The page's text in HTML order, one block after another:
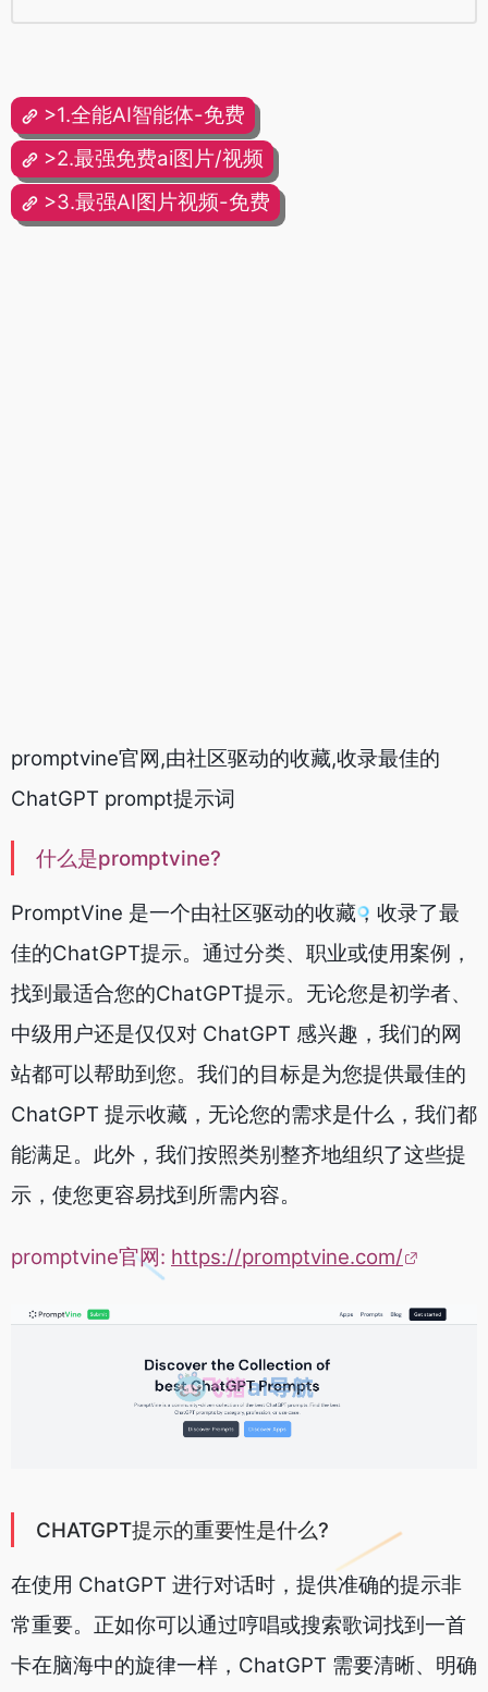
>1.全能AI智能体-免费
>2.最强免费ai图片/视频
>3.最强AI图片视频-免费
promptvine官网,由社区驱动的收藏,收录最佳的
ChatGPT prompt提示词
什么是promptvine?
PromptVine 是一个由社区驱动的收藏，收录了最
佳的ChatGPT提示。通过分类、职业或使用案例，
找到最适合您的ChatGPT提示。无论您是初学者、
中级用户还是仅仅对 ChatGPT 感兴趣，我们的网
站都可以帮助到您。我们的目标是为您提供最佳的
ChatGPT 提示收藏，无论您的需求是什么，我们都
能满足。此外，我们按照类别整齐地组织了这些提
示，使您更容易找到所需内容。
promptvine官网: https://promptvine.com/
CHATGPT提示的重要性是什么?
在使用 ChatGPT 进行对话时，提供准确的提示非
常重要。正如你可以通过哼唱或搜索歌词找到一首
卡在脑海中的旋律一样，ChatGPT 需要清晰、明确